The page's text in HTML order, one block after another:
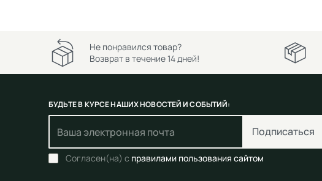
Не понравился товар?
Возврат в течение 14 дней!
БУДЬТЕ В КУРСЕ НАШИХ НОВОСТЕЙ И СОБЫТИЙ:
Подписаться
Согласен(на) с правилами пользования сайтом